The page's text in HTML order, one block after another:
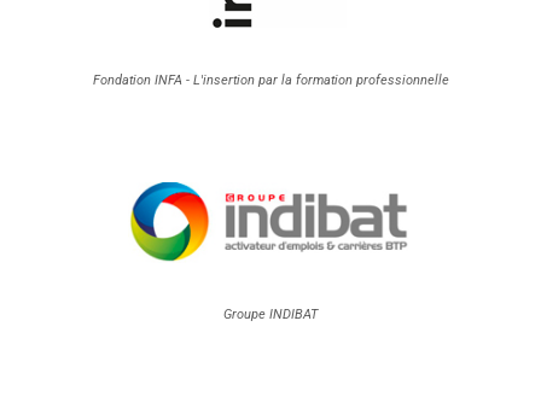
Fondation INFA - L'insertion par la formation professionnelle
Groupe INDIBAT